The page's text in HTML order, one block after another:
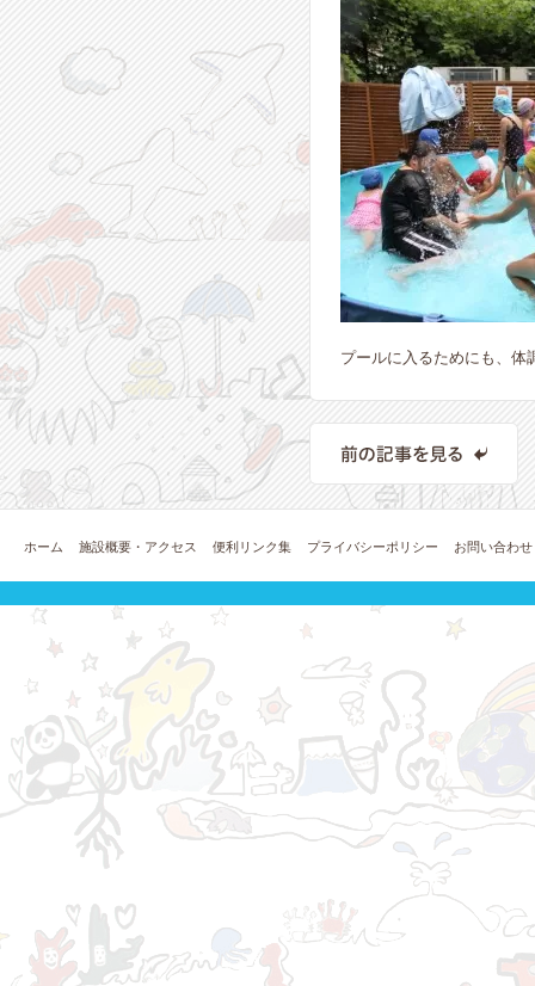
プールに入るためにも、
ホーム 施設概要・アクセス 便利リンク集 プライバシーポリシー お問い合わせ